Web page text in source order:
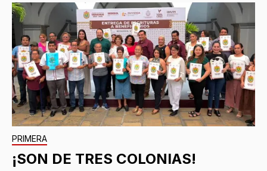
PRIMERA
¡SON DE TRES COLONIAS!